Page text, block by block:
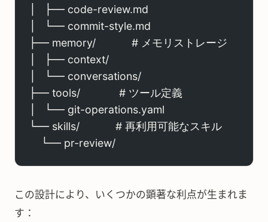
│   ├── code-review.md
│   └── commit-style.md
├── memory/            # メモリストレージ
│   ├── context/
│   └── conversations/
├── tools/             # ツール定義
│   └── git-operations.yaml
└── skills/            # 再利用可能なスキル
    └── pr-review/
この設計により、いくつかの顕著な利点が生まれま
す：